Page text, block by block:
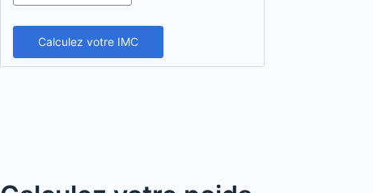
Calculez votre IMC